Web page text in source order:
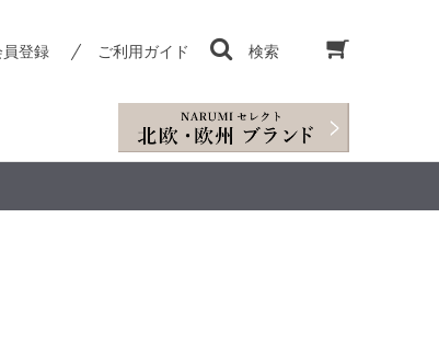
員登録 ご利用ガイド 検索